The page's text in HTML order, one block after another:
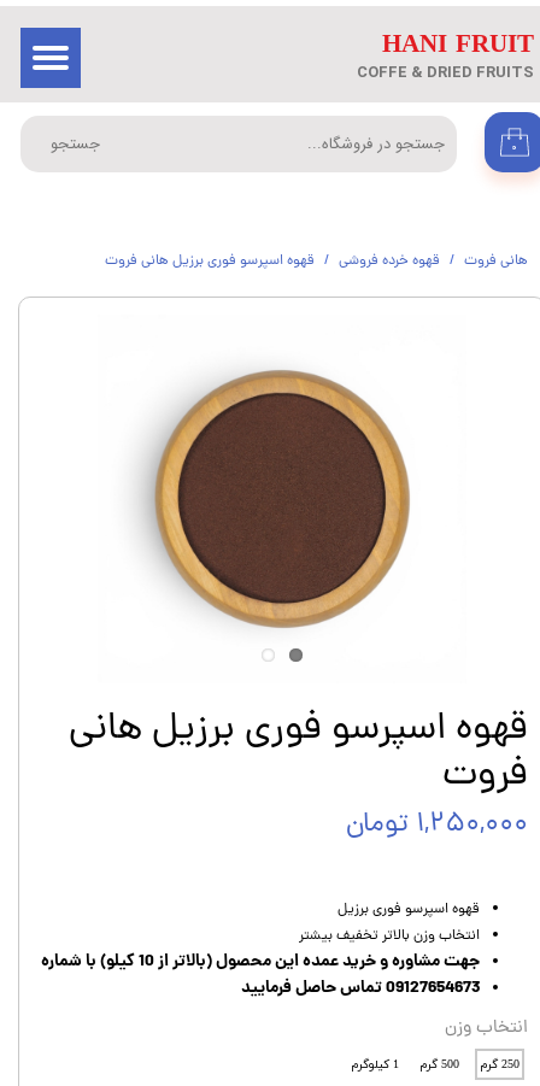
جستجو ۰
حساب کاربری من
تغییر گذر واژه
سفارشات
​HANI FRUIT
COFFE & DRIED FRUITS
هانی فروت قهوه خرده فروشی قهوه اسپرسو فوری برزیل هانی فروت
قهوه اسپرسو فوری برزیل هانی
فروت
۱,۲۵۰,۰۰۰ تومان
قهوه اسپرسو فوری برزیل
انتخاب وزن بالاتر تخفیف بیشتر
جهت مشاوره و خرید عمده این محصول (بالاتر از 10 کیلو) با شماره
09127654673 تماس حاصل فرمایید
انتخاب وزن
250 گرم 500 گرم 1 کیلوگرم